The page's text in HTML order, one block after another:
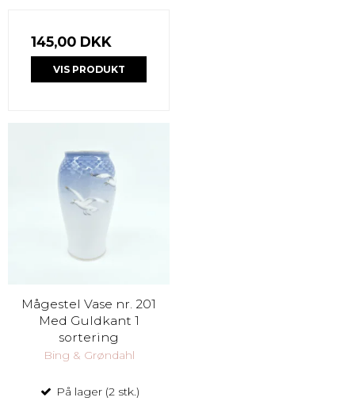
145,00 DKK
VIS PRODUKT
Mågestel Vase nr. 201
Med Guldkant 1
sortering
Bing & Grøndahl
På lager (2 stk.)